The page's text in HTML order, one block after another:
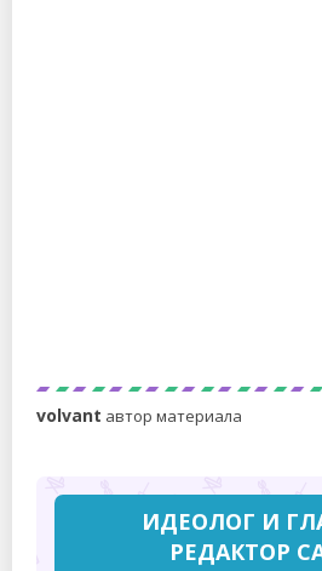
volvant автор материала
ИДЕОЛОГ И
РЕДАКТОР